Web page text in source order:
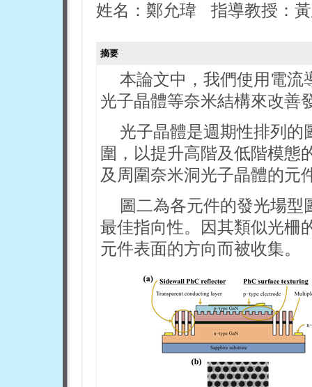
姓名：鄭允瑋 指導教授：
摘要
本論文中，我們使用電流
光子晶體等奈米結構來改善
光子晶體是週期性排列的
圍，以提升高階及低階模態
及周圍奈米洞光子晶體的元
圖二為各元件的發光場
最佳指向性。因其類似光柵
元件表面的方向而被收集。